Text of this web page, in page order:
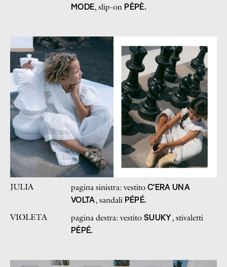
MODE, slip-on PÈPÈ.
JULIA pagina sinistra: vestito C’ERA UNA
VOLTA, sandali PÉPÉ.
VIOLETA pagina destra: vestito SUUKY, stivaletti
PÉPÉ.